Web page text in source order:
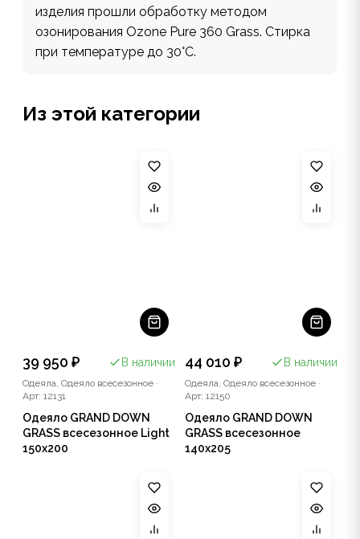
изделия прошли обработку методом
озонирования Ozone Pure 360 Grass. Стирка
при температуре до 30°С.
Из этой категории
39 950 ₽ В наличии
Одеяла, Одеяло всесезонное ·
Арт: 12131
Одеяло GRAND DOWN
GRASS всесезонное Light
150x200
44 010 ₽ В наличии
Одеяла, Одеяло всесезонное ·
Арт: 12150
Одеяло GRAND DOWN
GRASS всесезонное
140x205